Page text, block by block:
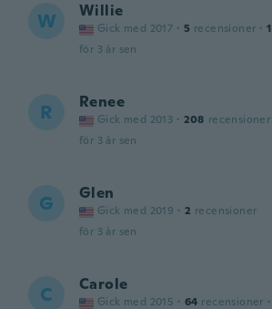
W Willie
Gick med 2017 · 5 recensioner · 1
för 3 år sen
R Renee
Gick med 2013 · 208 recensioner
för 3 år sen
G Glen
Gick med 2019 · 2 recensioner
för 3 år sen
C Carole
Gick med 2015 · 64 recensioner ·